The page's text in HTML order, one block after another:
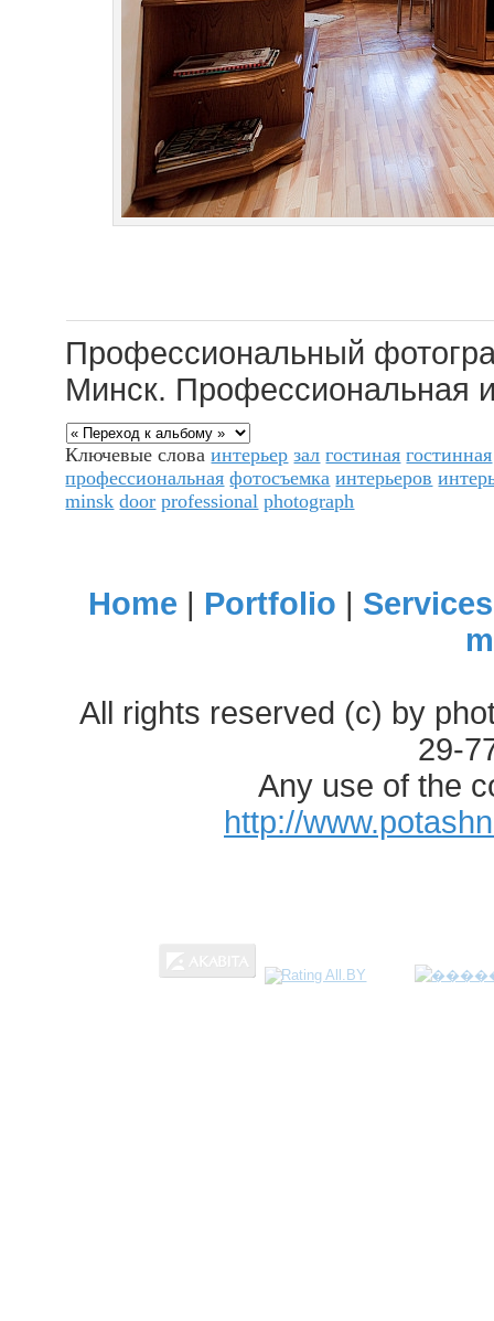
Профессиональный
Минск. Профессиональная
Ключевые словаинтерьер зал гостиная гостинная
профессиональная фотосъемка интерьеров
minsk door professional photograph
Home | Portfolio | Services
All rights reserved (c) by
29-
Any use of the
http://